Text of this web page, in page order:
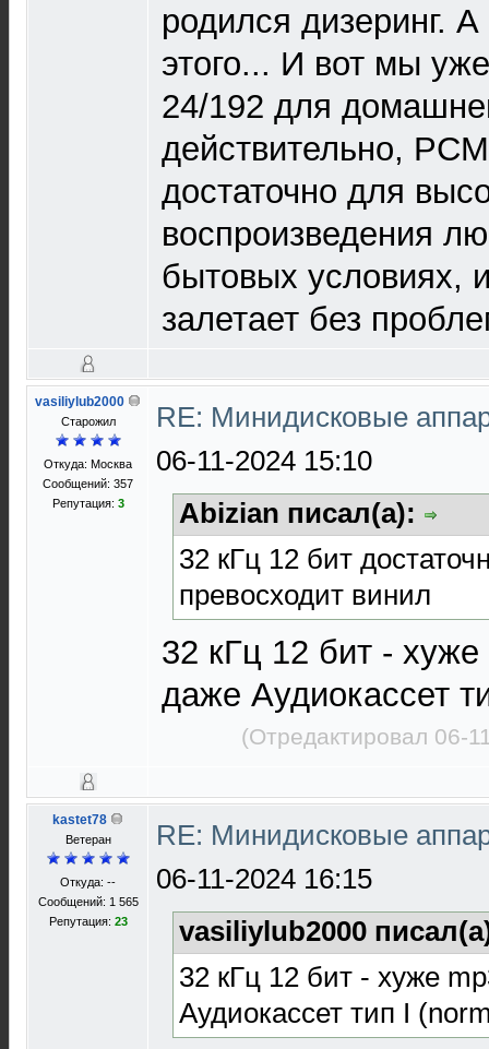
родился дизеринг.
этого... И вот мы
24/192 для
действительно,
достаточно для
воспроизведения
бытовых условиях,
залетает без
vasiliylub2000
Старожил
Откуда: Москва
Сообщений: 357
Репутация: 3
RE: Минидисковые
06-11-2024 15:10
Abizian писал(а):
32 кГц 12 бит
превосходит винил
32 кГц 12 бит -
даже Аудиокассет
(Отредактировал 06-
kastet78
Ветеран
Откуда: --
Сообщений: 1 565
Репутация: 23
RE: Минидисковые
06-11-2024 16:15
vasiliylub2000
32 кГц 12 бит - хуже
Аудиокассет тип I